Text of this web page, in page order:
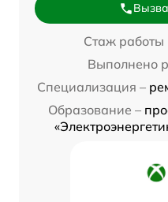
Стаж работы
Выполнено
Специализация –
Образование –